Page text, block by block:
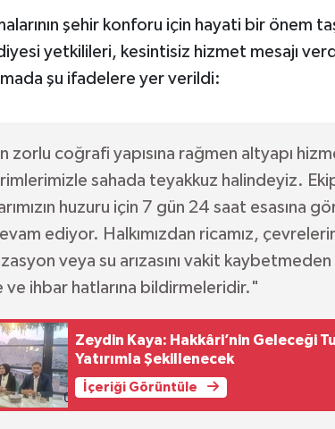
şehir konforu için hayati bir önem
yetkilileri, kesintisiz hizmet mesajı
şu ifadelere yer verildi:
zorlu coğrafi yapısına rağmen altyapı
sahada teyakkuz halindeyiz.
huzuru için 7 gün 24 saat esasına
ediyor. Halkımızdan ricamız,
veya su arızasını vakit
ve ihbar hatlarına bildirmeleridir."
Zeydin Kaya: Hakkâri’nin Geleceği
Yatırımla Şekillenecek
İçeriği Görüntüle